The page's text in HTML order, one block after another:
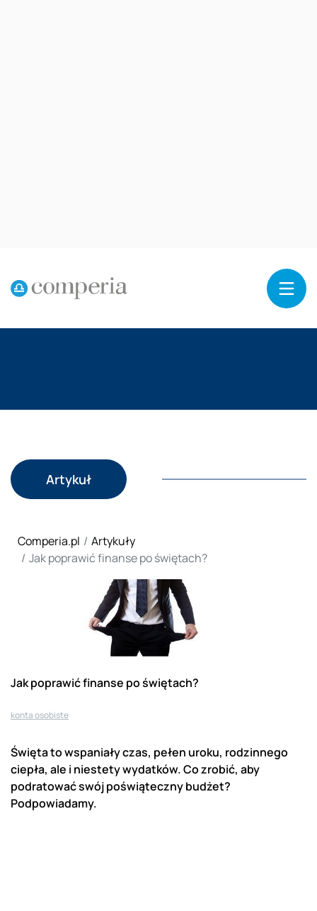
Artykuł
Comperia.pl
Artykuły
Jak poprawić finanse po świętach?
Jak poprawić finanse po świętach?
konta osobiste
Święta to wspaniały czas, pełen uroku, rodzinnego
ciepła, ale i niestety wydatków. Co zrobić, aby
podratować swój poświąteczny budżet?
Podpowiadamy.